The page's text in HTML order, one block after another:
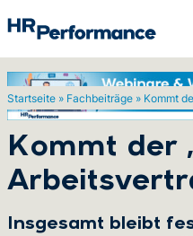
Startseite » Fachbeiträge » Kommt
Kommt der
Insgesamt bleibt